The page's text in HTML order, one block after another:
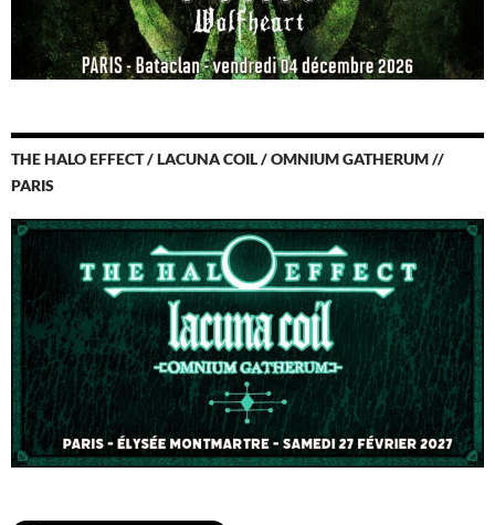
THE HALO EFFECT / LACUNA COIL / OMNIUM GATHERUM //
PARIS